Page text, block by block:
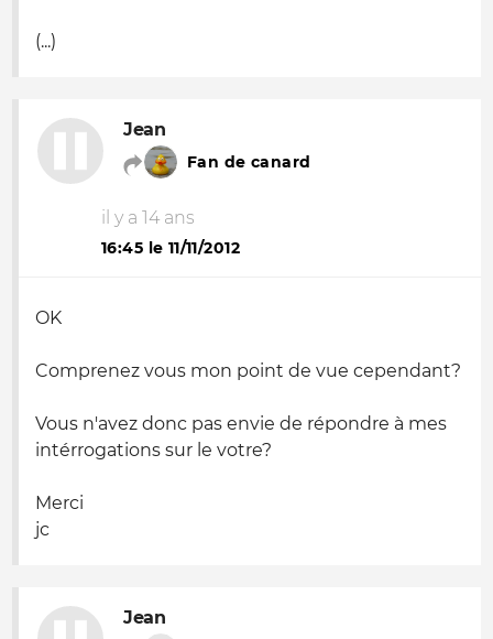
(...)
Jean
Fan de canard
il y a 14 ans
16:45 le 11/11/2012
OK
Comprenez vous mon point de vue cependant?
Vous n'avez donc pas envie de répondre à mes
intérrogations sur le votre?
Merci
jc
Jean